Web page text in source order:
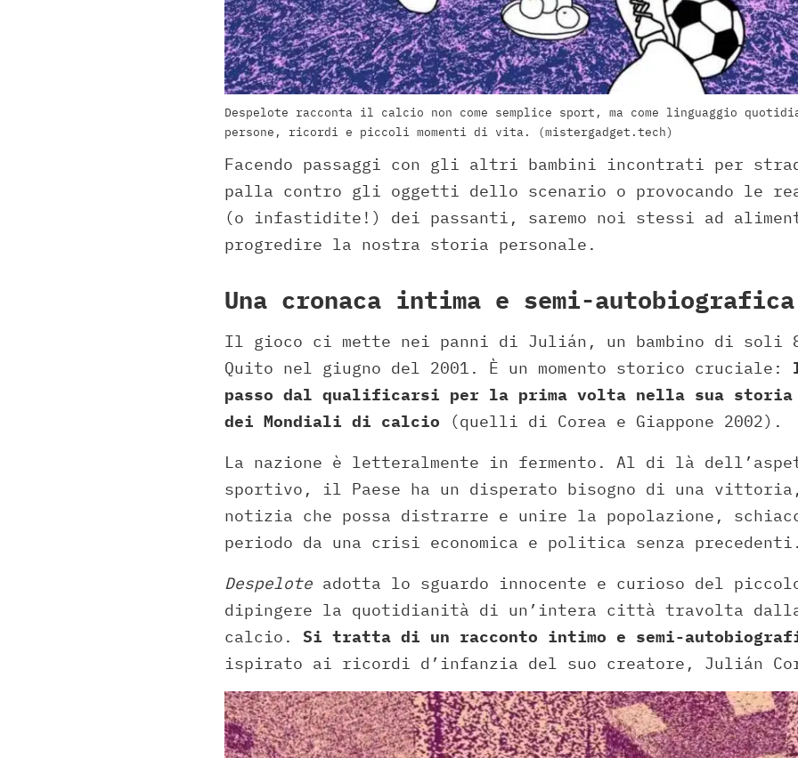
Despelote racconta il calcio non come semplice sport, ma come linguaggio
persone, ricordi e piccoli momenti di vita. (mistergadget.tech)
Facendo passaggi con gli altri bambini incontrati per
palla contro gli oggetti dello scenario o provocando le
(o infastidite!) dei passanti, saremo noi stessi ad
progredire la nostra storia personale.
Una cronaca intima e semi-autobiografica
Il gioco ci mette nei panni di Julián, un bambino di soli
Quito nel giugno del 2001. È un momento storico cruciale:
passo dal qualificarsi per la prima volta nella sua
dei Mondiali di calcio (quelli di Corea e Giappone 2002).
La nazione è letteralmente in fermento. Al di là
sportivo, il Paese ha un disperato bisogno di una
notizia che possa distrarre e unire la popolazione,
periodo da una crisi economica e politica senza
Despelote adotta lo sguardo innocente e curioso del
dipingere la quotidianità di un’intera città travolta
calcio. Si tratta di un racconto intimo e semi-
ispirato ai ricordi d’infanzia del suo creatore, Julián